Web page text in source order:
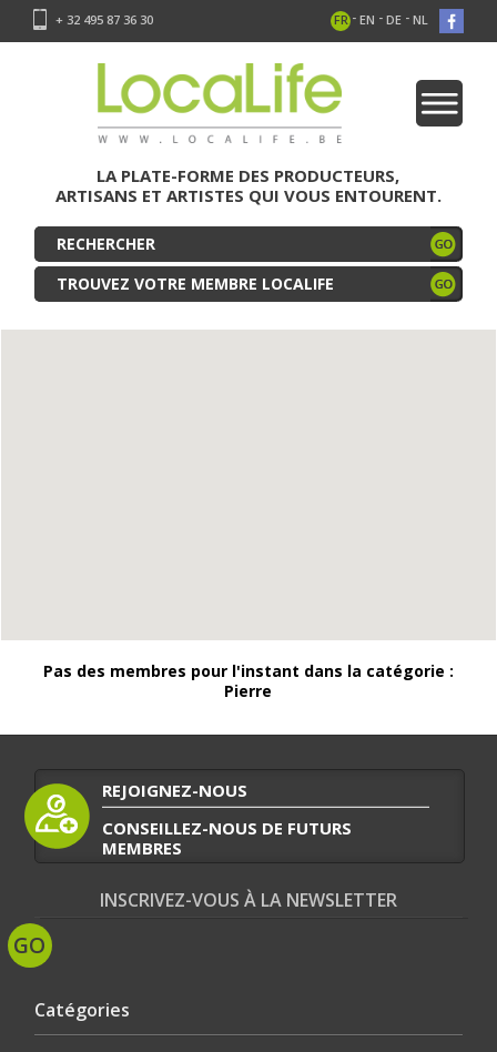
+ 32 495 87 36 30 FR - EN - DE - NL
LA PLATE-FORME DES PRODUCTEURS,
ARTISANS ET ARTISTES QUI VOUS ENTOURENT.
TROUVEZ VOTRE MEMBRE LOCALIFE
Pas des membres pour l'instant dans la catégorie :
Pierre
REJOIGNEZ-NOUS
CONSEILLEZ-NOUS DE FUTURS
MEMBRES
INSCRIVEZ-VOUS À LA NEWSLETTER
Catégories